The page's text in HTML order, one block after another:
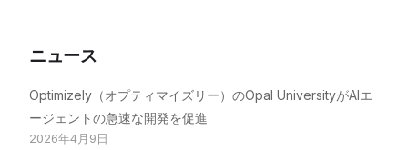
ニュース
Optimizely（オプティマイズリー）のOpal UniversityがAIエ
ージェントの急速な開発を促進
2026年4月9日